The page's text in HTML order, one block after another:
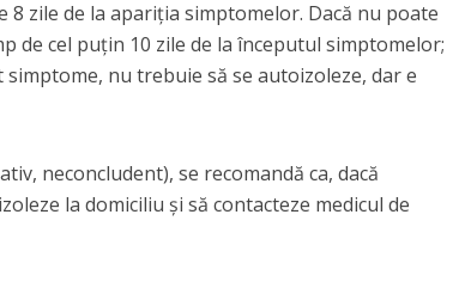
zile de la apariția simptomelor. Dacă nu poate
de cel puțin 10 zile de la începutul simptomelor;
nu trebuie să se autoizoleze, dar e
neconcludent), se recomandă ca, dacă
la domiciliu și să contacteze medicul de